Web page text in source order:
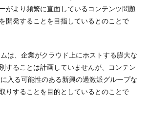
がより頻繁に直面しているコンテンツ問題
開発することを目指しているとのことで
は、企業がクラウド上にホストする膨大な
することは計画していませんが、コンテン
入る可能性のある新興の過激派グループな
りすることを目的としているとのことで